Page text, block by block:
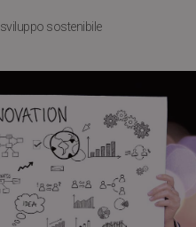
sviluppo sostenibile